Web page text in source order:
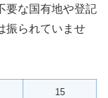
要な国有地や登記
振られていませ
15